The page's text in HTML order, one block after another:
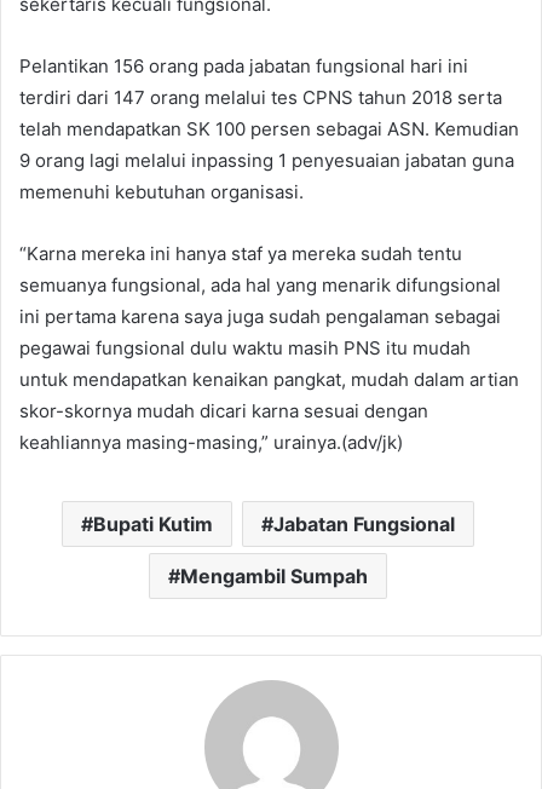
Pelantikan 156 orang pada jabatan fungsional hari ini
terdiri dari 147 orang melalui tes CPNS tahun 2018 serta
telah mendapatkan SK 100 persen sebagai ASN. Kemudian
9 orang lagi melalui inpassing 1 penyesuaian jabatan guna
memenuhi kebutuhan organisasi.
“Karna mereka ini hanya staf ya mereka sudah tentu
semuanya fungsional, ada hal yang menarik difungsional
ini pertama karena saya juga sudah pengalaman sebagai
pegawai fungsional dulu waktu masih PNS itu mudah
untuk mendapatkan kenaikan pangkat, mudah dalam artian
skor-skornya mudah dicari karna sesuai dengan
keahliannya masing-masing,” urainya.(adv/jk)
Bupati Kutim Jabatan Fungsional
Mengambil Sumpah